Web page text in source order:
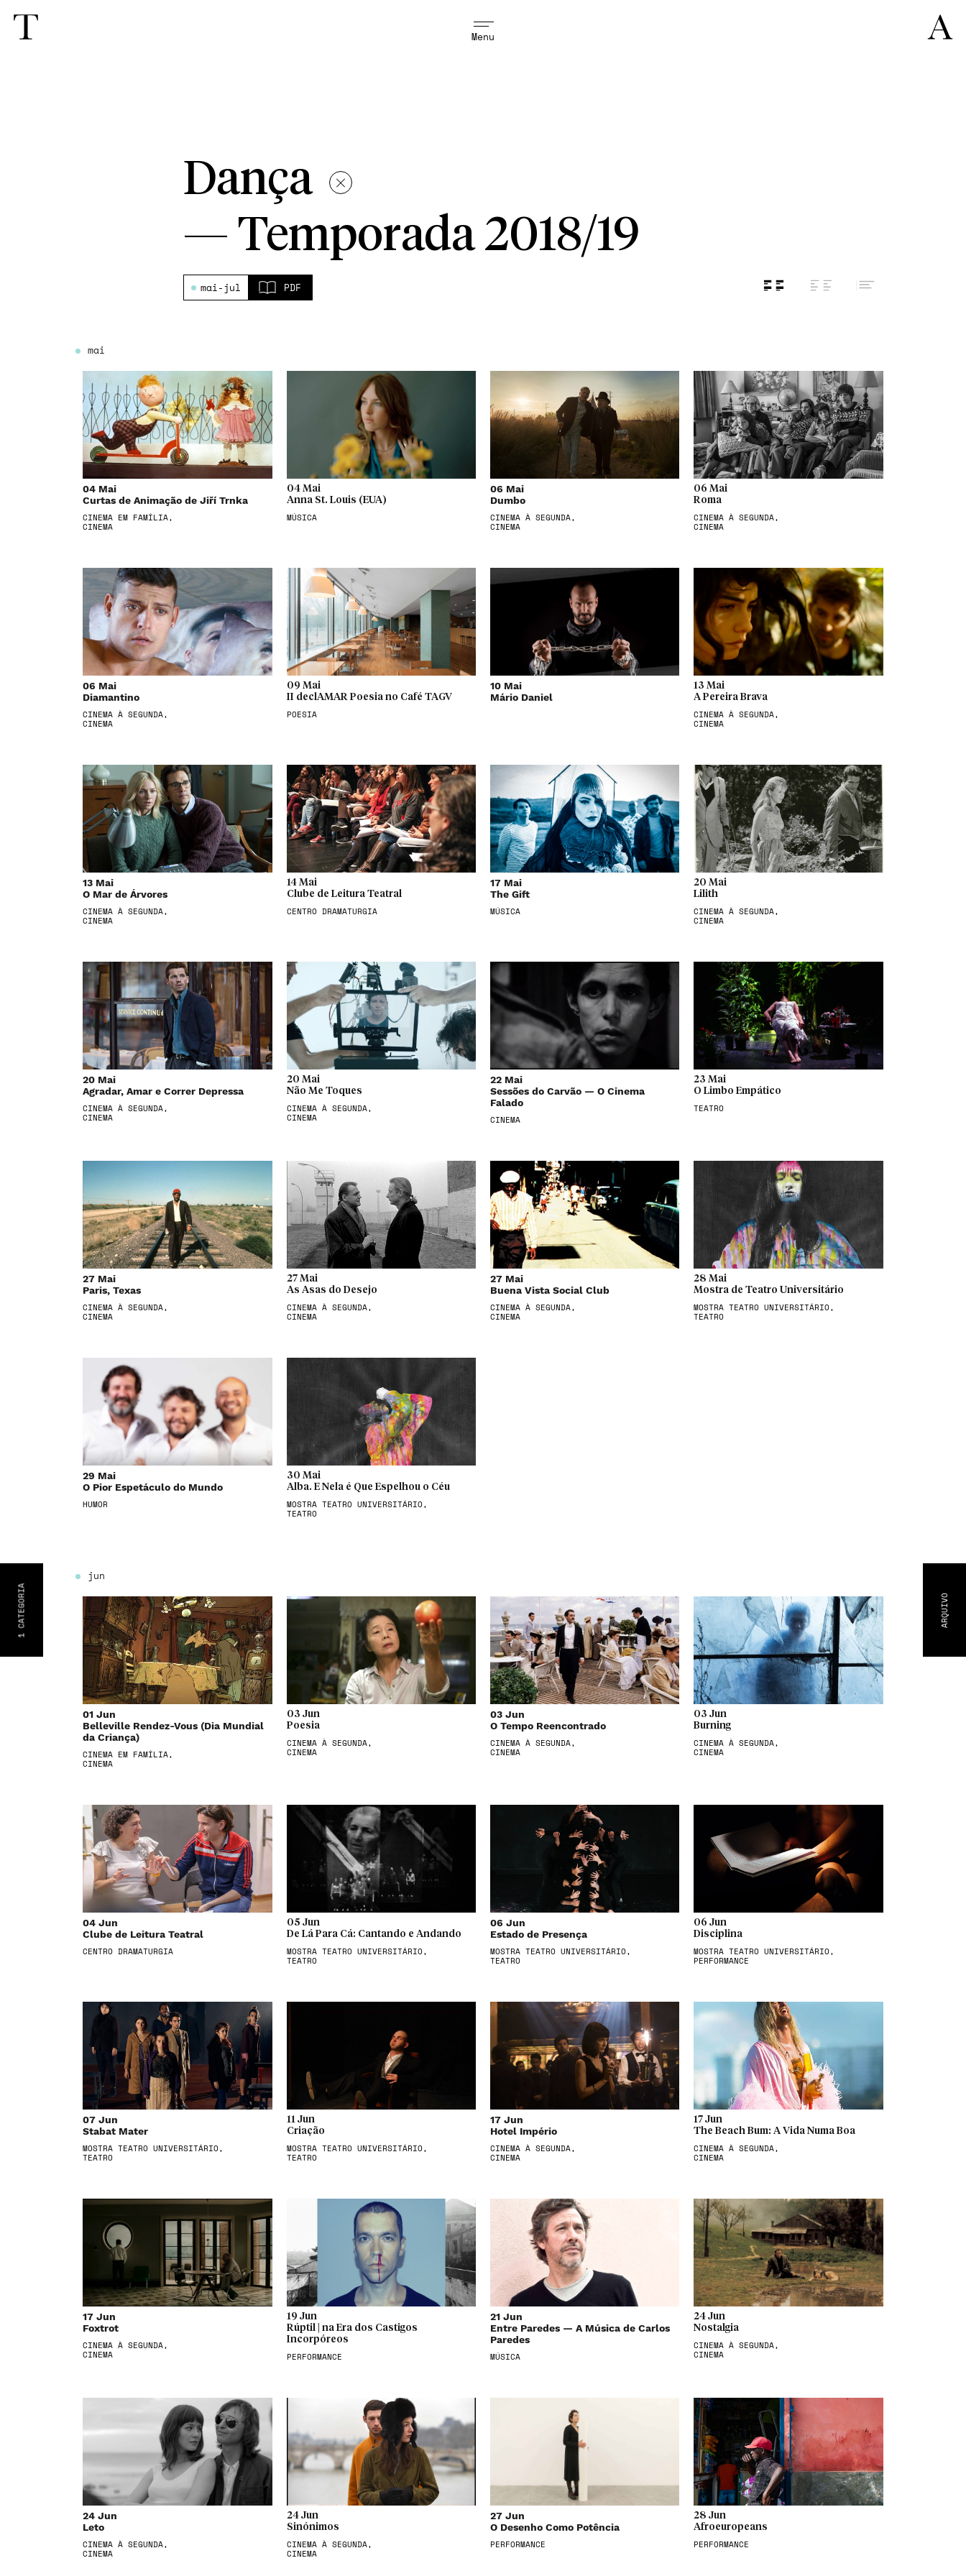
Menu
ARQUIVO
1
CATEGORIA
Dança
— Temporada 2018/19
mai-jul PDF
mai
04 Mai
Curtas de Animação de Jiří Trnka
CINEMA EM FAMÍLIA,
CINEMA
04 Mai
Anna St. Louis (EUA)
MÚSICA
06 Mai
Dumbo
CINEMA À SEGUNDA,
CINEMA
06 Mai
Roma
CINEMA À SEGUNDA,
CINEMA
06 Mai
Diamantino
CINEMA À SEGUNDA,
CINEMA
09 Mai
II declAMAR Poesia no Café TAGV
POESIA
10 Mai
Mário Daniel
13 Mai
A Pereira Brava
CINEMA À SEGUNDA,
CINEMA
13 Mai
O Mar de Árvores
CINEMA À SEGUNDA,
CINEMA
14 Mai
Clube de Leitura Teatral
CENTRO DRAMATURGIA
17 Mai
The Gift
MÚSICA
20 Mai
Lilith
CINEMA À SEGUNDA,
CINEMA
20 Mai
Agradar, Amar e Correr Depressa
CINEMA À SEGUNDA,
CINEMA
20 Mai
Não Me Toques
CINEMA À SEGUNDA,
CINEMA
22 Mai
Sessões do Carvão — O Cinema
Falado
CINEMA
23 Mai
O Limbo Empático
TEATRO
27 Mai
Paris, Texas
CINEMA À SEGUNDA,
CINEMA
27 Mai
As Asas do Desejo
CINEMA À SEGUNDA,
CINEMA
27 Mai
Buena Vista Social Club
CINEMA À SEGUNDA,
CINEMA
28 Mai
Mostra de Teatro Universitário
MOSTRA TEATRO UNIVERSITÁRIO,
TEATRO
29 Mai
O Pior Espetáculo do Mundo
HUMOR
30 Mai
Alba. E Nela é Que Espelhou o Céu
MOSTRA TEATRO UNIVERSITÁRIO,
TEATRO
jun
01 Jun
Belleville Rendez-Vous (Dia Mundial
da Criança)
CINEMA EM FAMÍLIA,
CINEMA
03 Jun
Poesia
CINEMA À SEGUNDA,
CINEMA
03 Jun
O Tempo Reencontrado
CINEMA À SEGUNDA,
CINEMA
03 Jun
Burning
CINEMA À SEGUNDA,
CINEMA
04 Jun
Clube de Leitura Teatral
CENTRO DRAMATURGIA
05 Jun
De Lá Para Cá: Cantando e Andando
MOSTRA TEATRO UNIVERSITÁRIO,
TEATRO
06 Jun
Estado de Presença
MOSTRA TEATRO UNIVERSITÁRIO,
TEATRO
06 Jun
Disciplina
MOSTRA TEATRO UNIVERSITÁRIO,
PERFORMANCE
07 Jun
Stabat Mater
MOSTRA TEATRO UNIVERSITÁRIO,
TEATRO
11 Jun
Criação
MOSTRA TEATRO UNIVERSITÁRIO,
TEATRO
17 Jun
Hotel Império
CINEMA À SEGUNDA,
CINEMA
17 Jun
The Beach Bum: A Vida Numa Boa
CINEMA À SEGUNDA,
CINEMA
17 Jun
Foxtrot
CINEMA À SEGUNDA,
CINEMA
19 Jun
Rúptil | na Era dos Castigos
Incorpóreos
PERFORMANCE
21 Jun
Entre Paredes — A Música de Carlos
Paredes
MÚSICA
24 Jun
Nostalgia
CINEMA À SEGUNDA,
CINEMA
24 Jun
Leto
CINEMA À SEGUNDA,
CINEMA
24 Jun
Sinónimos
CINEMA À SEGUNDA,
CINEMA
27 Jun
O Desenho Como Potência
PERFORMANCE
28 Jun
Afroeuropeans
PERFORMANCE